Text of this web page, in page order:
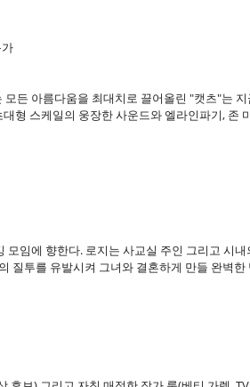
든 아름다움을 최대치로 끌어올린 "캣츠"는
형 스케일의 웅장한 사운드와 엘라인파기, 존
모임에 향한다. 로지는 사교실 주인 그리고 시
질투를 유발시켜 그녀와 결혼하게 만들 완벽